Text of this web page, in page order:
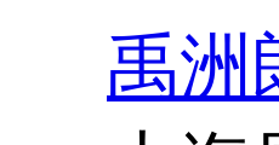
禹洲